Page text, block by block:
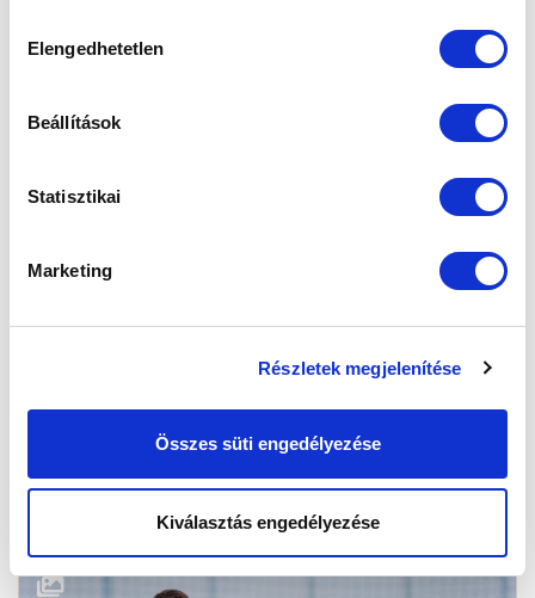
kiválasztása
Elengedhetetlen
Beállítások
Statisztikai
Marketing
Részletek megjelenítése
Összes süti engedélyezése
Kiválasztás engedélyezése
KÉPGALÉRIA: KÉSZÜLÜNK AZ ÚJABB FELADATRA